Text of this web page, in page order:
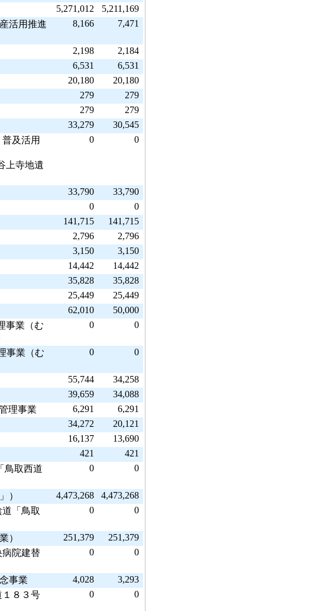
5,271,012
5,211,169
活用推進
8,166 7,471
2,198
2,184
6,531
6,531
20,180
20,180
279
279
279
279
33,279
30,545
及活用
上寺地遺
0 0
33,790
33,790
0
0
141,715
141,715
2,796
2,796
3,150
3,150
14,442
14,442
35,828
35,828
25,449
25,449
62,010
50,000
事業（む
0 0
事業（む
0 0
55,744
34,258
39,659
34,088
理事業
6,291
6,291
34,272
20,121
16,137
13,690
421
421
鳥取西道
0 0
） 4,473,268
4,473,268
「鳥取
0 0
） 251,379
251,379
病院建替
0 0
事業 4,028
3,293
１８３号
0 0